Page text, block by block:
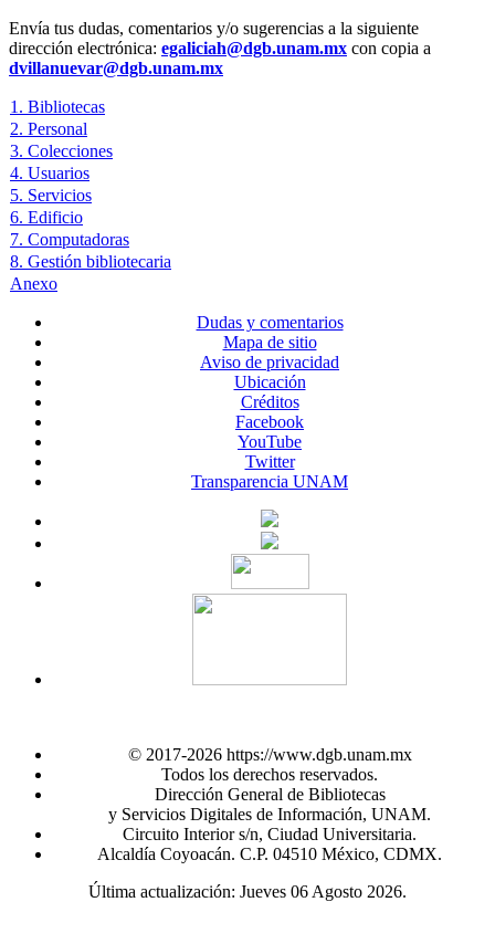
Envía tus dudas, comentarios y/o sugerencias a la siguiente
dirección electrónica: egaliciah@dgb.unam.mx con copia a
dvillanuevar@dgb.unam.mx
1. Bibliotecas
2. Personal
3. Colecciones
4. Usuarios
5. Servicios
6. Edificio
7. Computadoras
8. Gestión bibliotecaria
Anexo
Dudas y comentarios
Mapa de sitio
Aviso de privacidad
Ubicación
Créditos
Facebook
YouTube
Twitter
Transparencia UNAM
© 2017-2026 https://www.dgb.unam.mx
Todos los derechos reservados.
Dirección General de Bibliotecas
y Servicios Digitales de Información, UNAM.
Circuito Interior s/n, Ciudad Universitaria.
Alcaldía Coyoacán. C.P. 04510 México, CDMX.
Última actualización: Jueves 06 Agosto 2026.